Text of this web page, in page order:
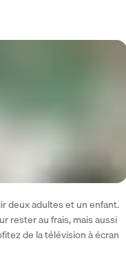
deux adultes et un enfant.
rester au frais, mais aussi
de la télévision à écran